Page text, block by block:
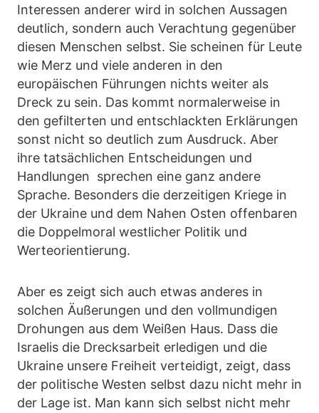
Interessen anderer wird in solchen Aussagen
deutlich, sondern auch Verachtung gegenüber
diesen Menschen selbst. Sie scheinen für Leute
wie Merz und viele anderen in den
europäischen Führungen nichts weiter als
Dreck zu sein. Das kommt normalerweise in
den gefilterten und entschlackten Erklärungen
sonst nicht so deutlich zum Ausdruck. Aber
ihre tatsächlichen Entscheidungen und
Handlungen sprechen eine ganz andere
Sprache. Besonders die derzeitigen Kriege in
der Ukraine und dem Nahen Osten offenbaren
die Doppelmoral westlicher Politik und
Werteorientierung.
Aber es zeigt sich auch etwas anderes in
solchen Äußerungen und den vollmundigen
Drohungen aus dem Weißen Haus. Dass die
Israelis die Drecksarbeit erledigen und die
Ukraine unsere Freiheit verteidigt, zeigt, dass
der politische Westen selbst dazu nicht mehr in
der Lage ist. Man kann sich selbst nicht mehr